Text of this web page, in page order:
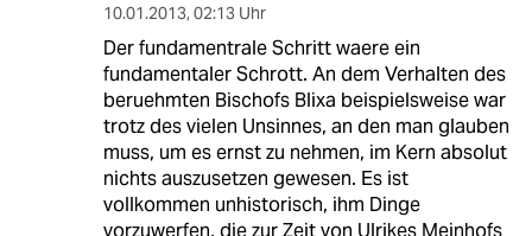
10.01.2013, 02:13 Uhr
Der fundamentrale Schritt waere ein
fundamentaler Schrott. An dem Verhalten des
beruehmten Bischofs Blixa beispielsweise war
trotz des vielen Unsinnes, an den man glauben
muss, um es ernst zu nehmen, im Kern absolut
nichts auszusetzen gewesen. Es ist
vollkommen unhistorisch, ihm Dinge
vorzuwerfen, die zur Zeit von Ulrikes Meinhofs